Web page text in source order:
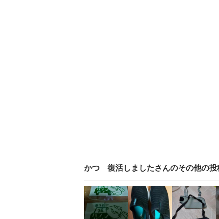
かつ 復活しましたさんのその他の